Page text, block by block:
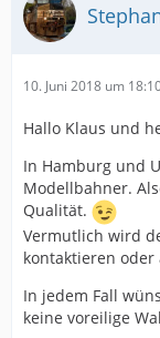
10. Juni 2018 um
Hallo Klaus und
In Hamburg und
Modellbahner.
Qualität.
Vermutlich wird
kontaktieren
In jedem Fall
keine voreilige